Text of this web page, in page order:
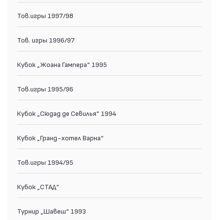
Тов.игры 1997/98
Тов. игры 1996/97
Кубок „Жоана Гампера“ 1995
Тов.игры 1995/96
Кубок „Сюдад де Севилья“ 1994
Кубок „Гранд-хотел Варна“
Тов.игры 1994/95
Кубок „СТАД“
Турнир „Шавеш“ 1993